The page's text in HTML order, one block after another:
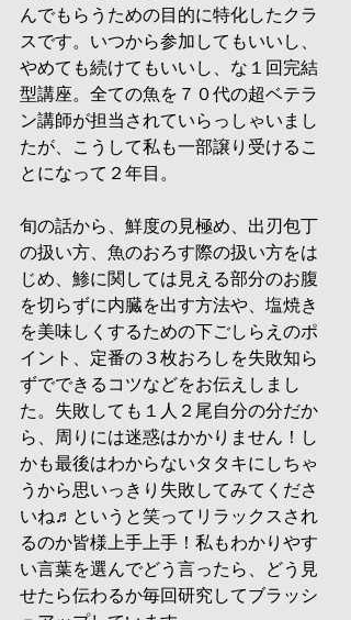
んでもらうための目的に特化したクラ
スです。いつから参加してもいいし、
やめても続けてもいいし、な１回完結
型講座。全ての魚を７０代の超ベテラ
ン講師が担当されていらっしゃいまし
たが、こうして私も一部譲り受けるこ
とになって２年目。
旬の話から、鮮度の見極め、出刃包丁
の扱い方、魚のおろす際の扱い方をは
じめ、鯵に関しては見える部分のお腹
を切らずに内臓を出す方法や、塩焼き
を美味しくするための下ごしらえのポ
イント、定番の３枚おろしを失敗知ら
ずでできるコツなどをお伝えしまし
た。失敗しても１人２尾自分の分だか
ら、周りには迷惑はかかりません！し
かも最後はわからないタタキにしちゃ
うから思いっきり失敗してみてくださ
いね♬というと笑ってリラックスされ
るのか皆様上手上手！私もわかりやす
い言葉を選んでどう言ったら、どう見
せたら伝わるか毎回研究してブラッシ